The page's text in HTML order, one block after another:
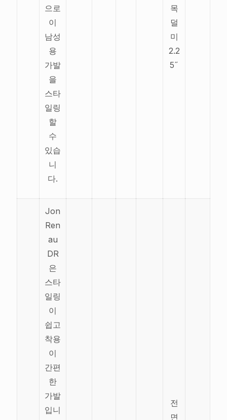
으로
이
남성
용
가발
을
스타
일링
할
수
있습
니
다.
목
덜
미
2.2
5˝
Jon
Ren
au
DR
은
스타
일링
이
쉽고
착용
이
간편
한
가발
입니
전
면